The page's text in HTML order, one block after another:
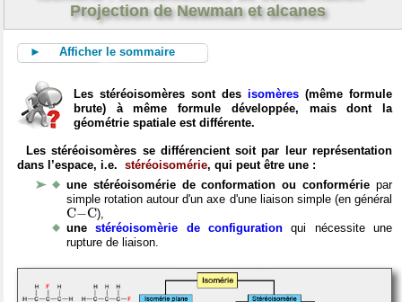
Projection de Newman et alcanes
► Afficher le sommaire
Les stéréoisomères sont des isomères (même formule
brute) à même formule développée, mais dont la
géométrie spatiale est différente.
Les stéréoisomères se différencient soit par leur représentation
dans l’espace, i.e. stéréoisomérie, qui peut être une :
une stéréoisomérie de conformation ou conformérie par
simple rotation autour d'un axe d'une liaison simple (en général
C−C
C−C ),
unestéréoisomèrie de configuration qui nécessite une
rupture de liaison.